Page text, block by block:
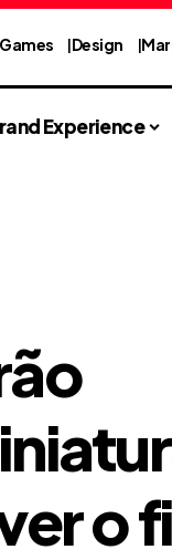
Games Design
Experience
o